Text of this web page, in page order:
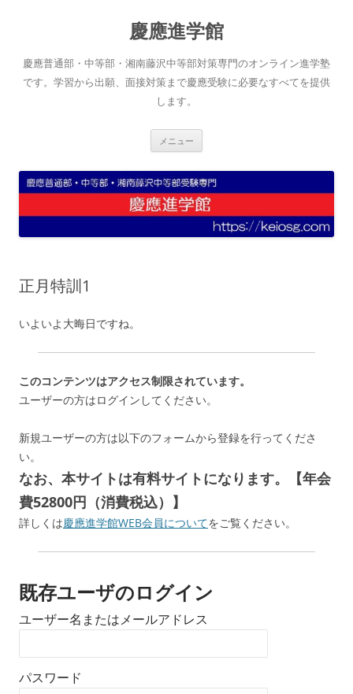
へ
ス
キ
慶應進学館
慶應普通部・中等部・湘南藤沢中等部対策専門のオンライン進学塾
です。学習から出願、面接対策まで慶應受験に必要なすべてを提供
します。
メニュー
正月特訓1
いよいよ大晦日ですね。
このコンテンツはアクセス制限されています。
ユーザーの方はログインしてください。
新規ユーザーの方は以下のフォームから登録を行ってくださ
い。
なお、本サイトは有料サイトになります。【年会
費52800円（消費税込）】
詳しくは慶應進学館WEB会員についてをご覧ください。
既存ユーザのログイン
ユーザー名またはメールアドレス
パスワード